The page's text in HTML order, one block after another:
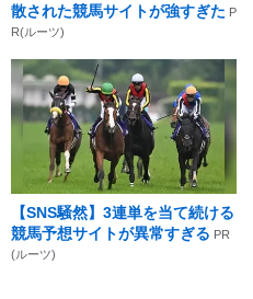
散された競馬サイトが強すぎた P
R(ルーツ)
【SNS騒然】3連単を当て続ける
競馬予想サイトが異常すぎる PR
(ルーツ)